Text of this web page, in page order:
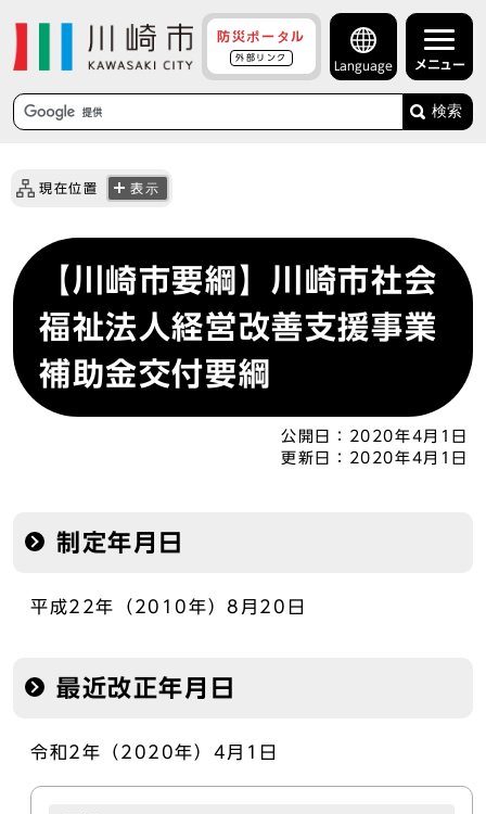
防災ポータル
外部リンク
Language メニュー
検索
現在位置 表示
【川崎市要綱】川崎市社会
福祉法人経営改善支援事業
補助金交付要綱
公開日：
2020年4月1日
更新日：
2020年4月1日
制定年月日
平成22年（2010年）8月20日
最近改正年月日
令和2年（2020年）4月1日